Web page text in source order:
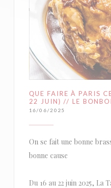
QUE FAIRE À PARIS
22 JUIN) // LE
16/06/2025
On se fait une bonne
bonne cause
Du 16 au 22 juin 2025, La